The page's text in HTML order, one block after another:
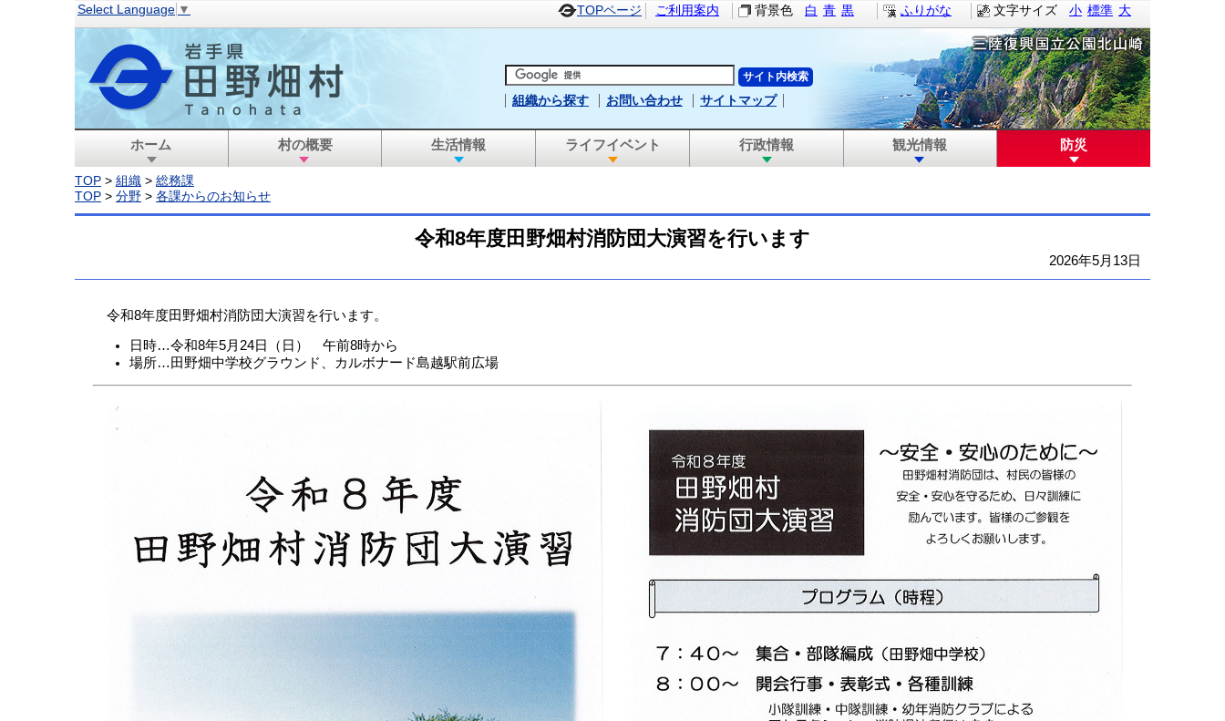
文字サイズ 小 標準 大
Select Language ▼ TOPページ ご利用案内 背景色 白 青 黒 ふりがな
組織から探す お問い合わせ サイトマップ
ホーム 村の概要 生活情報 ライフイベント 行政情報 観光情報 防災
TOP > 組織 > 総務課
TOP > 分野 > 各課からのお知らせ
令和8年度田野畑村消防団大演習を行います
2026年5月13日
令和8年度田野畑村消防団大演習を行います。
日時…令和8年5月24日（日） 午前8時から
場所…田野畑中学校グラウンド、カルボナード島越駅前広場